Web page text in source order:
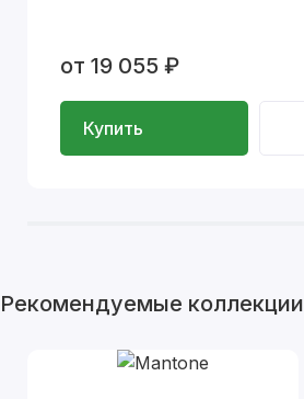
от 19 055 ₽
Купить
Рекомендуемые коллекции